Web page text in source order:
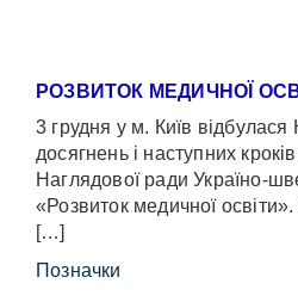
РОЗВИТОК МЕДИЧНОЇ
3 грудня у м. Київ
досягнень і наступних
Наглядової ради Україно-
«Розвиток медичної освіти».
[…]
Позначки